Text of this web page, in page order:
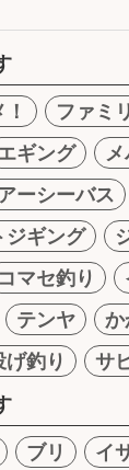
ファミ
ギング
ーシーバス
ジギング
コマセ釣り
テンヤ
か
釣り
サ
ブリ イ